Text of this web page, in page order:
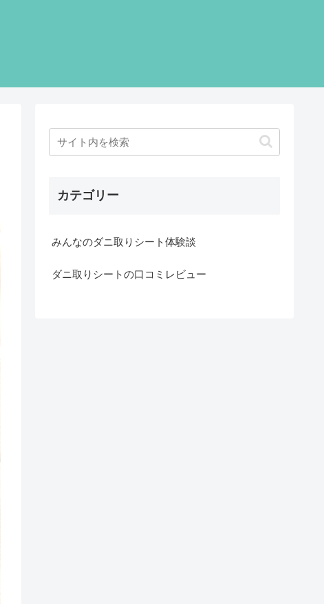
カテゴリー
みんなのダニ取りシート体験談
ダニ取りシートの口コミレビュー